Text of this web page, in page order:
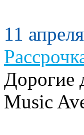
11
Дорогие
Music